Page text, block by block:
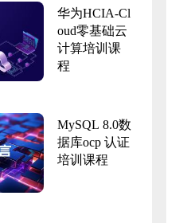
华为HCIA-Cl
oud零基础云
计算培训课
程
MySQL 8.0数
据库ocp 认证
培训课程